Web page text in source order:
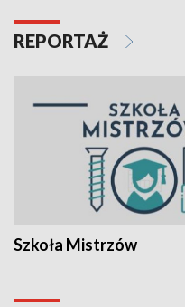
REPORTAŻ
Szkoła Mistrzów